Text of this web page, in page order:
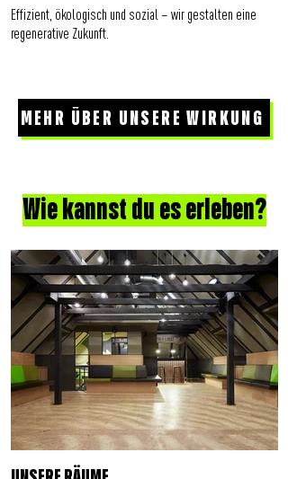
Effizient, ökologisch und sozial – wir gestalten eine
regenerative Zukunft.
MEHR ÜBER UNSERE WIRKUNG
Wie kannst du es erleben?